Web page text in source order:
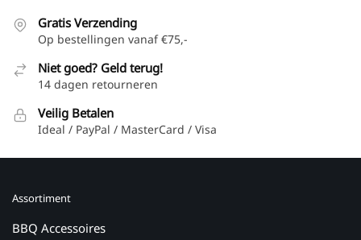
Gratis Verzending
Op bestellingen vanaf €75,-
Niet goed? Geld terug!
14 dagen retourneren
Veilig Betalen
Ideal / PayPal / MasterCard / Visa
Assortiment
BBQ Accessoires